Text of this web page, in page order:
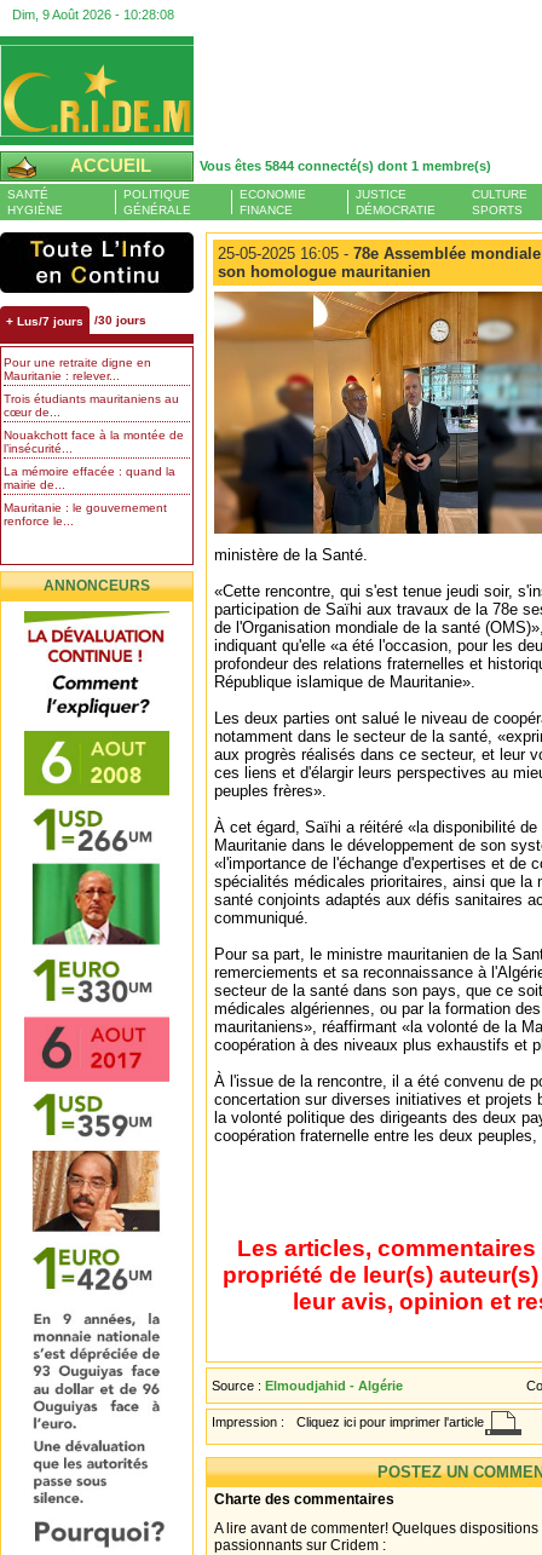
Dim, 9 Août 2026 - 10:28:09
ACCUEIL Vous êtes 5844 connecté(s) dont 1 membre(s)
SANTÉ
HYGIÈNE
POLITIQUE
GÉNÉRALE
ECONOMIE
FINANCE
JUSTICE
DÉMOCRATIE
CULTURE
SPORTS
+ Lus/7 jours /30 jours
Pour une retraite digne en
Mauritanie : relever...
Trois étudiants mauritaniens au
cœur de...
Nouakchott face à la montée de
l’insécurité...
La mémoire effacée : quand la
mairie de...
Mauritanie : le gouvernement
renforce le...
ANNONCEURS
25-05-2025 16:05 - 78e Assemblée
son homologue mauritanien
ministère de la Santé.
«Cette rencontre, qui s'est tenue jeudi soir,
participation de Saïhi aux travaux de la 78e
de l'Organisation mondiale de la santé
indiquant qu'elle «a été l'occasion, pour les
profondeur des relations fraternelles et
République islamique de Mauritanie».
Les deux parties ont salué le niveau de
notamment dans le secteur de la santé,
aux progrès réalisés dans ce secteur, et leur
ces liens et d'élargir leurs perspectives au
peuples frères».
À cet égard, Saïhi a réitéré «la disponibilité
Mauritanie dans le développement de son
«l'importance de l'échange d'expertises et de
spécialités médicales prioritaires, ainsi que
santé conjoints adaptés aux défis sanitaires
communiqué.
Pour sa part, le ministre mauritanien de la
remerciements et sa reconnaissance à
secteur de la santé dans son pays, que ce
médicales algériennes, ou par la formation
mauritaniens», réaffirmant «la volonté de la
coopération à des niveaux plus exhaustifs et
À l'issue de la rencontre, il a été convenu de
concertation sur diverses initiatives et projets
la volonté politique des dirigeants des deux
coopération fraternelle entre les deux
Les articles,
propriété de leur(s)
leur avis, opinion et
Source : Elmoudjahid - Algérie
Impression : Cliquez ici pour imprimer l'article
POSTEZ UN
Charte des commentaires
A lire avant de commenter! Quelques
passionnants sur Cridem :